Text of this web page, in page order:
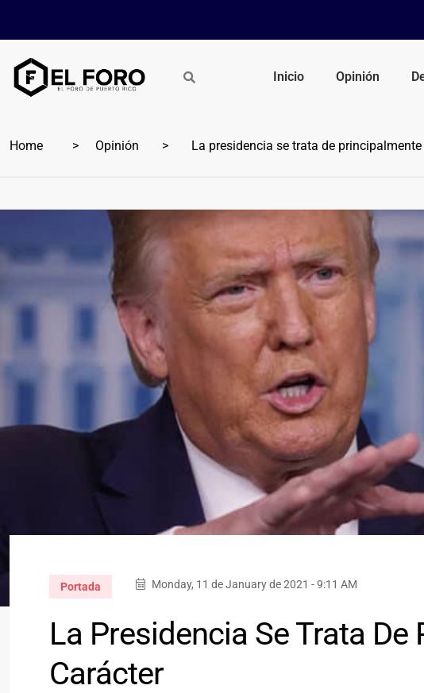
Inicio Opinión
Home Opinión La presidencia se trata de
Portada Monday, 11 de January de 2021 - 9:11 AM
La Presidencia Se Trata
Carácter